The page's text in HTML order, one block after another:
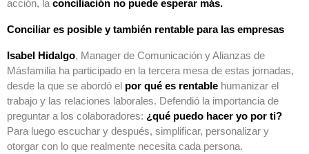
acción, la conciliación no puede esperar más.
Conciliar es posible y también rentable para las empresas
Isabel Hidalgo, Manager de Comunicación y Alianzas de
Másfamilia ha participado en la tercera mesa de estas jornadas,
desde la que se abordó el por qué es rentable humanizar el
trabajo y las relaciones laborales. Defendió la importancia de
preguntar a los colaboradores: ¿qué puedo hacer yo por ti?
Para luego escuchar y después, simplificar, personalizar y
otorgar con lo que realmente necesita cada persona.